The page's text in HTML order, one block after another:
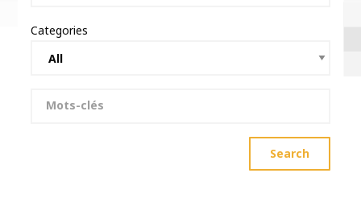
Categories
Keywords
Search